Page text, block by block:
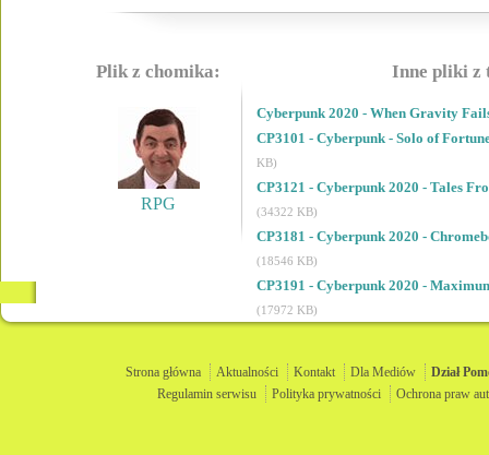
Plik z chomika:
RPG
Inne pliki z
Cyberpunk 2020 - When Gravity
CP3101 - Cyberpunk - Solo of
KB)
CP3121 - Cyberpunk 2020 - Tales
(34322 KB)
CP3181 - Cyberpunk 2020 -
(18546 KB)
CP3191 - Cyberpunk 2020 -
(17972 KB)
Strona główna Aktualności Kontakt Dla Mediów Dział
Regulamin serwisu
Polityka prywatności Ochrona praw